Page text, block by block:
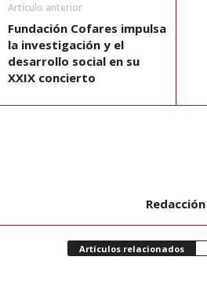
Artículo anterior
Fundación Cofares impulsa
la investigación y el
desarrollo social en su
XXIX concierto
Redacción
Artículos relacionados